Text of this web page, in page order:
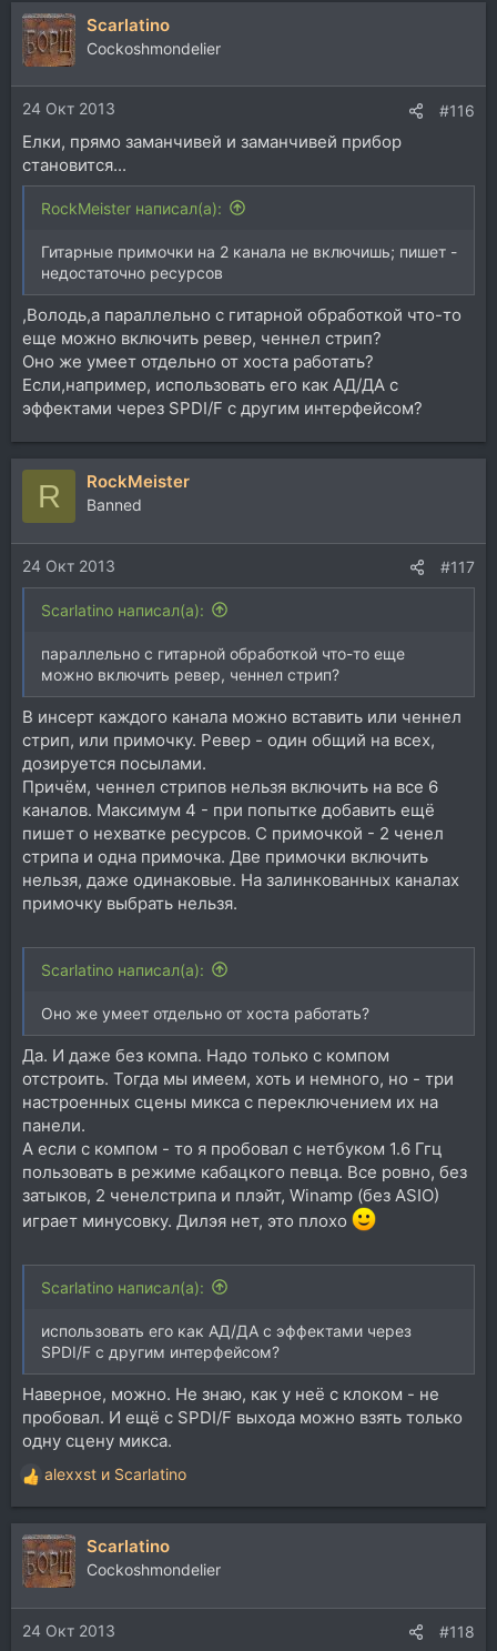
к
ц
и
и
:
Scarlatino
Cockoshmondelier
24 Окт 2013 #116
Елки, прямо заманчивей и заманчивей прибор
становится...
RockMeister написал(а):
Гитарные примочки на 2 канала не включишь; пишет -
недостаточно ресурсов
,Володь,а параллельно с гитарной обработкой что-то
еще можно включить ревер, ченнел стрип?
Оно же умеет отдельно от хоста работать?
Если,например, использовать его как АД/ДА с
эффектами через SPDI/F с другим интерфейсом?
R RockMeister
Banned
24 Окт 2013 #117
Scarlatino написал(а):
параллельно с гитарной обработкой что-то еще
можно включить ревер, ченнел стрип?
В инсерт каждого канала можно вставить или ченнел
стрип, или примочку. Ревер - один общий на всех,
дозируется посылами.
Причём, ченнел стрипов нельзя включить на все 6
каналов. Максимум 4 - при попытке добавить ещё
пишет о нехватке ресурсов. С примочкой - 2 ченел
стрипа и одна примочка. Две примочки включить
нельзя, даже одинаковые. На залинкованных каналах
примочку выбрать нельзя.
Scarlatino написал(а):
Оно же умеет отдельно от хоста работать?
Да. И даже без компа. Надо только с компом
отстроить. Тогда мы имеем, хоть и немного, но - три
настроенных сцены микса с переключением их на
панели.
А если с компом - то я пробовал с нетбуком 1.6 Ггц
пользовать в режиме кабацкого певца. Все ровно, без
затыков, 2 ченелстрипа и плэйт, Winamp (без ASIO)
играет минусовку. Дилэя нет, это плохо
Scarlatino написал(а):
использовать его как АД/ДА с эффектами через
SPDI/F с другим интерфейсом?
Наверное, можно. Не знаю, как у неё с клоком - не
пробовал. И ещё с SPDI/F выхода можно взять только
одну сцену микса.
Р
е
а
к
ц
и
и
:
alexxst и Scarlatino
Scarlatino
Cockoshmondelier
24 Окт 2013 #118